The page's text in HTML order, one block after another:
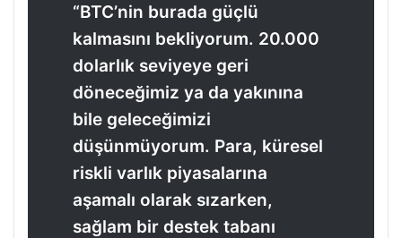
“BTC’nin burada güçlü
kalmasını bekliyorum. 20.000
dolarlık seviyeye geri
döneceğimiz ya da yakınına
bile geleceğimizi
düşünmüyorum. Para, küresel
riskli varlık piyasalarına
aşamalı olarak sızarken,
sağlam bir destek tabanı